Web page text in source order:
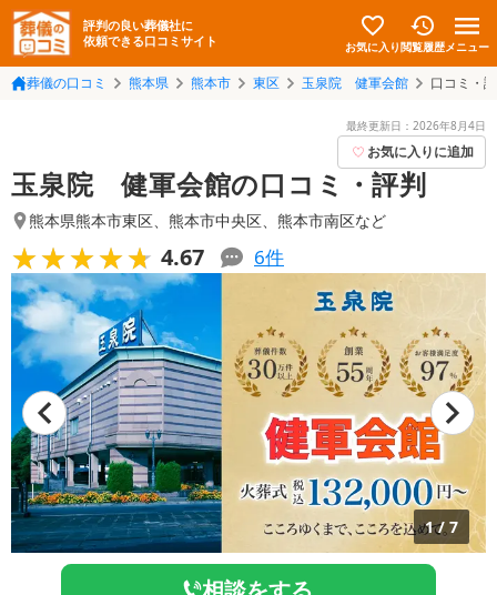
評判の良い葬儀社に
依頼できる口コミサイト
お気に入り閲覧履歴メニュー
葬儀の口コミ 熊本県 熊本市 東区 玉泉院 健軍会館 口コミ・
最終更新日： 2026年8月4日
お気に入りに追加
玉泉院 健軍会館の口コミ・評判
熊本県熊本市東区、 熊本市中央区、 熊本市南区など
★★★★★
★★★★★ 4.67 6件
1/7